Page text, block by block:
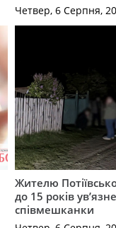
Четвер, 6 Серпня,
Жителю
до 15 років
співмешканки